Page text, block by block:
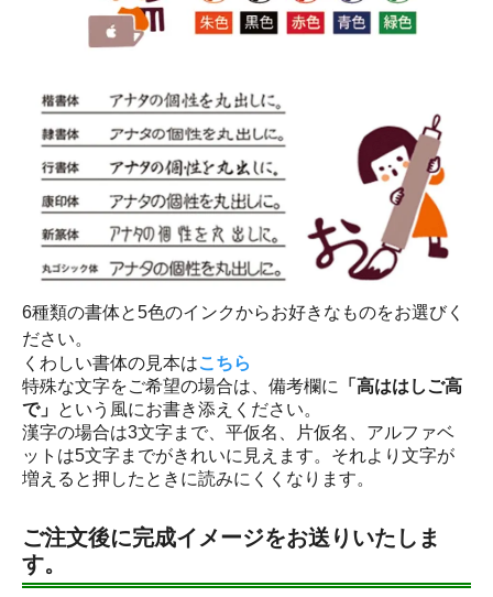
6種類の書体と5色のインクからお好きなものをお選びく
ださい。
くわしい書体の見本はこちら
特殊な文字をご希望の場合は、備考欄に
「高ははしご高
で」 という風にお書き添えください。
漢字の場合は3文字まで、平仮名、片仮名、アルファベ
ットは5文字までがきれいに見えます。それより文字が
増えると押したときに読みにくくなります。
ご注文後に完成イメージをお送りいたしま
す。